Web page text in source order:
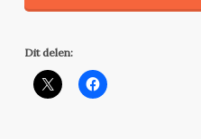
Dit delen: